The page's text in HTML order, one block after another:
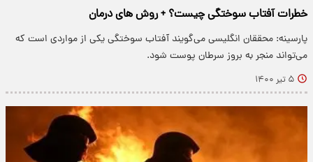
خطرات آفتاب سوختگی چیست؟ + روش های درمان
پارسینه: محققان انگلیسی می‌گویند آفتاب سوختگی یکی از مواردی است که
می‌تواند منجر به بروز سرطان پوست شود.
۵ تیر ۱۴۰۰